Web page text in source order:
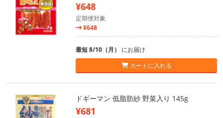
¥648
定期便対象
¥648
最短 8/10（月） にお届け
カートに入れる
ドギーマン 低脂肪紗 野菜入り 145g
¥681